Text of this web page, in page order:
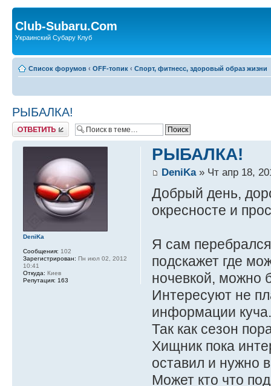
Club-Subaru.Com
Украинский Субару Клуб
Список форумов ‹ OFF-топик ‹ Спорт, фитнесс, здоровый образ жизни
РЫБАЛКА!
Ответить
РЫБАЛКА!
DeniKa» Чт апр 18,
Добрый день,
окресносте и
Я сам
подскажет где
ночевкой, можно
Интересуют не
информации
Так как сезон
Хищник пока
оставил и нужно
Может кто что
DeniKa
Сообщения: 102
Зарегистрирован: Пн июл 02, 2012
10:41
Откуда: Киев
Репутация: 163